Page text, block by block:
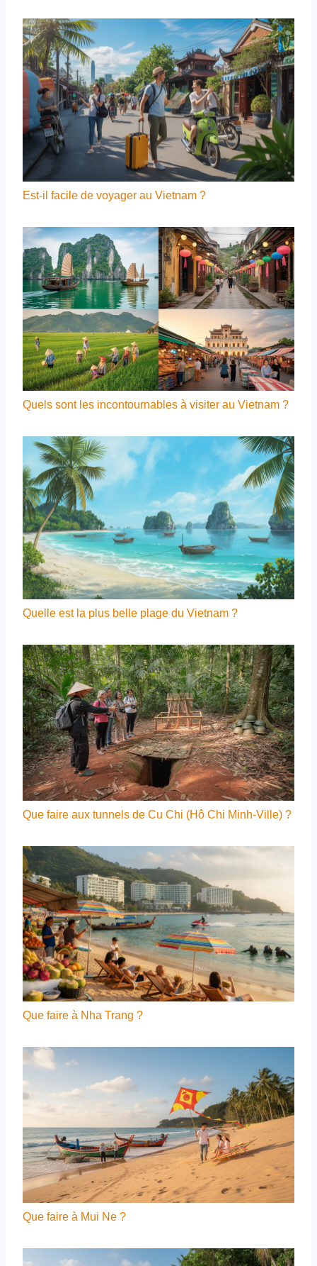
Est-il facile de voyager au Vietnam ?
Quels sont les incontournables à visiter au Vietnam ?
Quelle est la plus belle plage du Vietnam ?
Que faire aux tunnels de Cu Chi (Hô Chi Minh-Ville) ?
Que faire à Nha Trang ?
Que faire à Mui Ne ?